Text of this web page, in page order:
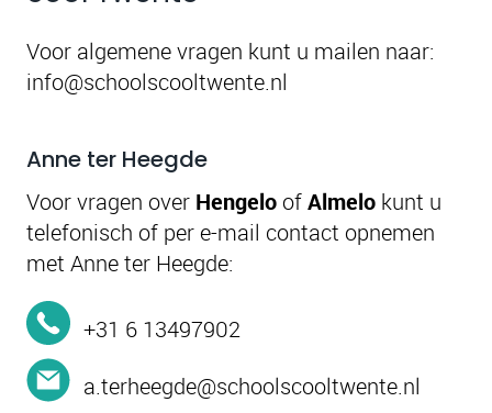
Voor algemene vragen kunt u mailen naar:
info@schoolscooltwente.nl
Anne ter Heegde
Voor vragen over HengeloofAlmelo kunt u
telefonisch of per e-mail contact opnemen
met Anne ter Heegde:
+31 6 13497902
a.terheegde@schoolscooltwente.nl